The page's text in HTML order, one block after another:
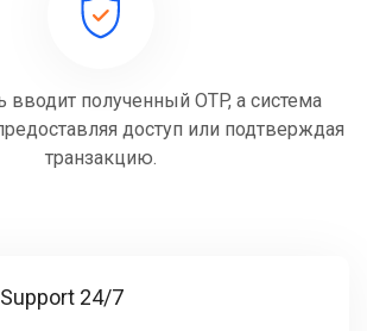
вводит полученный OTP, а система
доступ или подтверждая
транзакцию.
24/7